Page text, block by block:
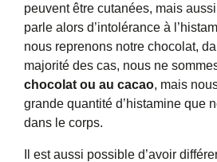
peuvent être cutanées, mais
parle alors d’intolérance à
nous reprenons notre chocolat,
majorité des cas, nous ne
chocolat ou au cacao, mais
grande quantité d’histamine que
dans le corps.
Il est aussi possible d’avoir